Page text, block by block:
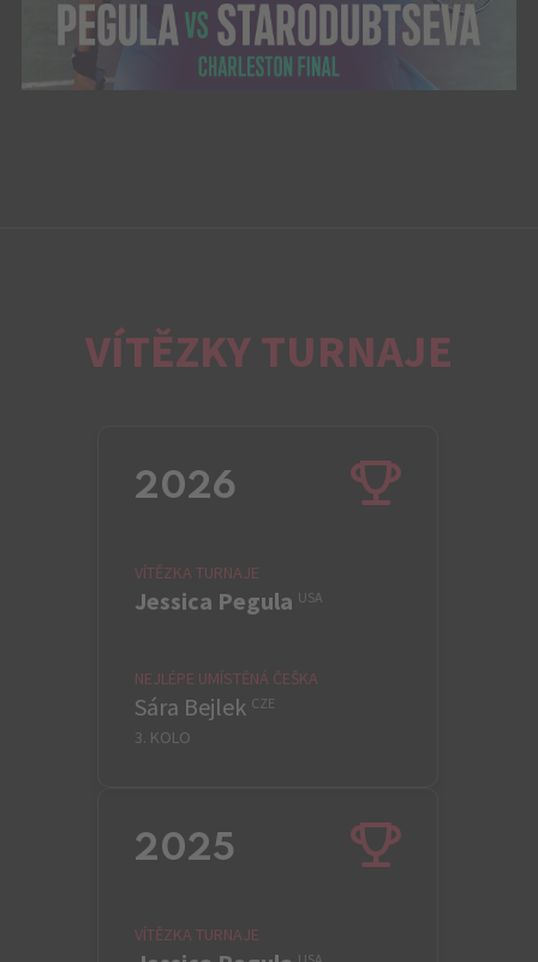
VÍTĚZKY TURNAJE
2026
VÍTĚZKA TURNAJE
Jessica Pegula USA
NEJLÉPE UMÍSTĚNÁ ČEŠKA
Sára Bejlek CZE
3. KOLO
2025
VÍTĚZKA TURNAJE